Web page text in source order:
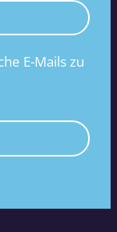
E-Mails zu